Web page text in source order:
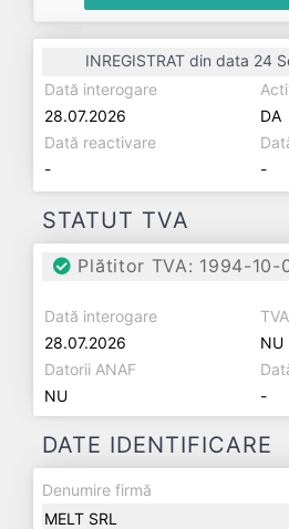
INREGISTRAT din data 24
Dată interogare
28.07.2026
DA
Dată reactivare
-
-
STATUT TVA
Plătitor TVA: 1994-10-
Dată interogare
28.07.2026
NU
Datorii ANAF
NU
-
DATE IDENTIFICARE
Denumire firmă
MELT SRL